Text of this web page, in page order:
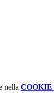
nella